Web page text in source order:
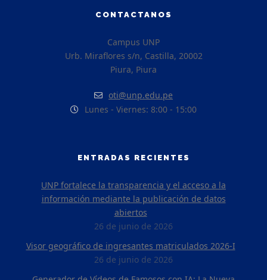
CONTACTANOS
Campus UNP
Urb. Miraflores s/n, Castilla, 20002
Piura, Piura
oti@unp.edu.pe
Lunes - Viernes: 8:00 - 15:00
ENTRADAS RECIENTES
UNP fortalece la transparencia y el acceso a la
información mediante la publicación de datos
abiertos
26 de junio de 2026
Visor geográfico de ingresantes matriculados 2026-I
26 de junio de 2026